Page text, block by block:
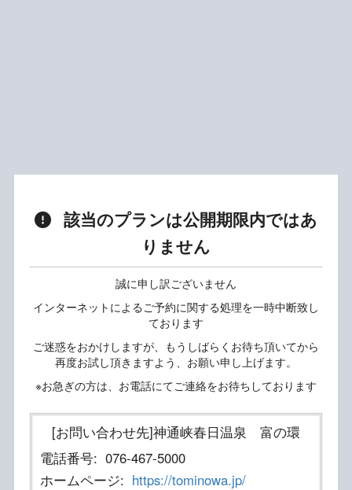
該当のプランは公開期限内ではあ
りません
誠に申し訳ございません
インターネットによるご予約に関する処理を一時中断致し
ております
ご迷惑をおかけしますが、もうしばらくお待ち頂いてから
再度お試し頂きますよう、お願い申し上げます。
※お急ぎの方は、お電話にてご連絡をお待ちしております
[お問い合わせ先]神通峡春日温泉 富の環
電話番号: 076-467-5000
ホームページ: https://tominowa.jp/